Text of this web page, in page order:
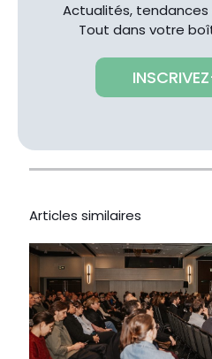
Actualités, tendances
Tout dans votre
Articles similaires